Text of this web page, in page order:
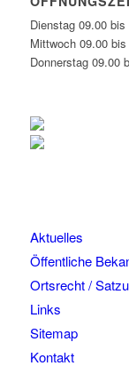
Dienstag 09.00
Mittwoch 09.00
Donnerstag 09.00
Aktuelles
Öffentliche
Ortsrecht /
Links
Sitemap
Kontakt